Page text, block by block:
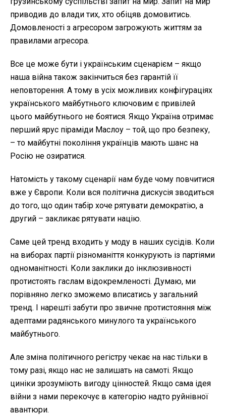
приводив до влади тих, хто обіцяв домовитись.
Домовленості з агресором загрожують життям за
правилами агресора.
Все це може бути і українським сценарієм – якщо
наша війна також закінчиться без гарантій її
неповторення. А тому в усіх можливих конфігураціях
українського майбутнього ключовим є привілей
цього майбутнього не боятися. Якщо Україна отримає
перший ярус піраміди Маслоу – той, що про безпеку,
– то майбутні покоління українців мають шанс на
Росію не озиратися.
Натомість у такому сценарії нам буде чому повчитися
вже у Європи. Коли вся політична дискусія зводиться
до того, що один табір хоче рятувати демократію, а
другий – закликає рятувати націю.
Саме цей тренд входить у моду в наших сусідів. Коли
на виборах партії різноманіття конкурують із партіями
одноманітності. Коли заклики до інклюзивності
протистоять гаслам відокремленості. Думаю, ми
порівняно легко зможемо вписатись у загальний
тренд. І нарешті забути про звичне протистояння між
адептами радянського минулого та українського
майбутнього.
Але зміна політичного регістру чекає на нас тільки в
тому разі, якщо нас не залишать на самоті. Якщо
циніки зрозуміють вигоду цінностей. Якщо сама ідея
війни з нами перекочує в категорію надто руйнівної
авантюри.